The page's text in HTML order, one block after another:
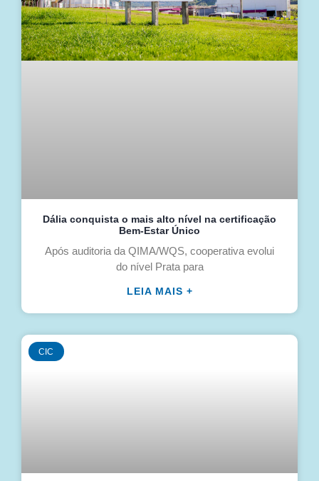
Dália conquista o mais alto nível na certificação
Bem-Estar Único
Após auditoria da QIMA/WQS, cooperativa evolui
do nível Prata para
LEIA MAIS +
CIC